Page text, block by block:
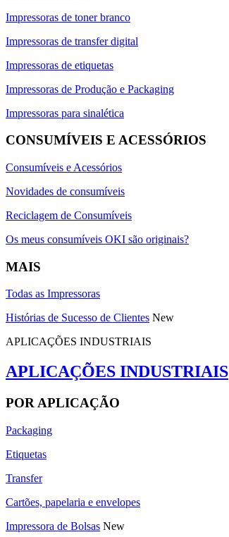
Impressoras de toner branco
Impressoras de transfer digital
Impressoras de etiquetas
Impressoras de Produção e Packaging
Impressoras para sinalética
CONSUMÍVEIS E ACESSÓRIOS
Consumíveis e Acessórios
Novidades de consumíveis
Reciclagem de Consumíveis
Os meus consumíveis OKI são originais?
MAIS
Todas as Impressoras
Histórias de Sucesso de Clientes New
APLICAÇÕES INDUSTRIAIS
APLICAÇÕES INDUSTRIAIS
POR APLICAÇÃO
Packaging
Etiquetas
Transfer
Cartões, papelaria e envelopes
Impressora de Bolsas New